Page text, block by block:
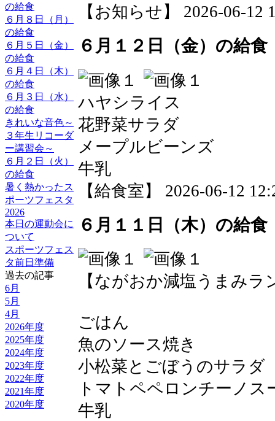
の給食
６月８日（月）
の給食
６月５日（金）
の給食
６月４日（木）
の給食
６月３日（水）
の給食
きれいな音色～
３年生リコーダ
ー講習会～
６月２日（火）
の給食
暑く熱かったス
ポーツフェスタ
2026
本日の運動会に
ついて
スポーツフェス
タ前日準備
過去の記事
6月
5月
4月
2026年度
2025年度
2024年度
2023年度
2022年度
2021年度
2020年度
【お知らせ】 2026-06-12
６月１２日（金）の給食
ハヤシライス
花野菜サラダ
メープルビーンズ
牛乳
【給食室】 2026-06-12
６月１１日（木）の給食
【ながおか減塩うまみラ
ごはん
魚のソース焼き
小松菜とごぼうのサラダ
トマトペペロンチーノス
牛乳